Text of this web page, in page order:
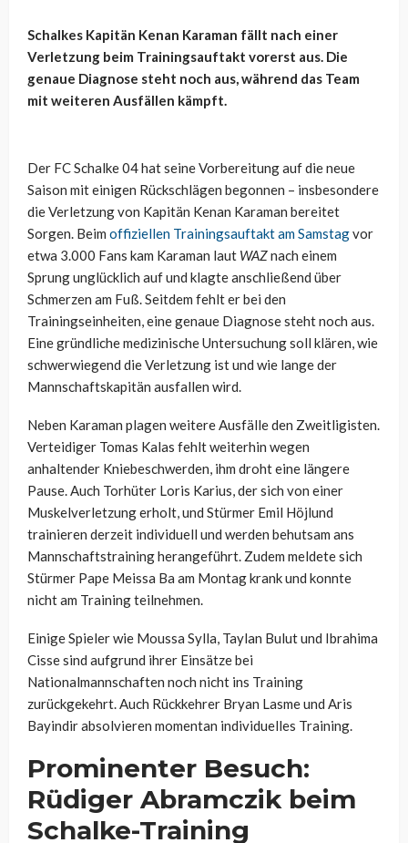
Schalkes Kapitän Kenan Karaman fällt nach einer
Verletzung beim Trainingsauftakt vorerst aus. Die
genaue Diagnose steht noch aus, während das Team
mit weiteren Ausfällen kämpft.
Der FC Schalke 04 hat seine Vorbereitung auf die neue
Saison mit einigen Rückschlägen begonnen – insbesondere
die Verletzung von Kapitän Kenan Karaman bereitet
Sorgen. Beim offiziellen Trainingsauftakt am Samstagvor
etwa 3.000 Fans kam Karaman laut WAZnach einem
Sprung unglücklich auf und klagte anschließend über
Schmerzen am Fuß. Seitdem fehlt er bei den
Trainingseinheiten, eine genaue Diagnose steht noch aus.
Eine gründliche medizinische Untersuchung soll klären, wie
schwerwiegend die Verletzung ist und wie lange der
Mannschaftskapitän ausfallen wird.
Neben Karaman plagen weitere Ausfälle den Zweitligisten.
Verteidiger Tomas Kalas fehlt weiterhin wegen
anhaltender Kniebeschwerden, ihm droht eine längere
Pause. Auch Torhüter Loris Karius, der sich von einer
Muskelverletzung erholt, und Stürmer Emil Höjlund
trainieren derzeit individuell und werden behutsam ans
Mannschaftstraining herangeführt. Zudem meldete sich
Stürmer Pape Meissa Ba am Montag krank und konnte
nicht am Training teilnehmen.
Einige Spieler wie Moussa Sylla, Taylan Bulut und Ibrahima
Cisse sind aufgrund ihrer Einsätze bei
Nationalmannschaften noch nicht ins Training
zurückgekehrt. Auch Rückkehrer Bryan Lasme und Aris
Bayindir absolvieren momentan individuelles Training.
Prominenter Besuch:
Rüdiger Abramczik beim
Schalke-Training